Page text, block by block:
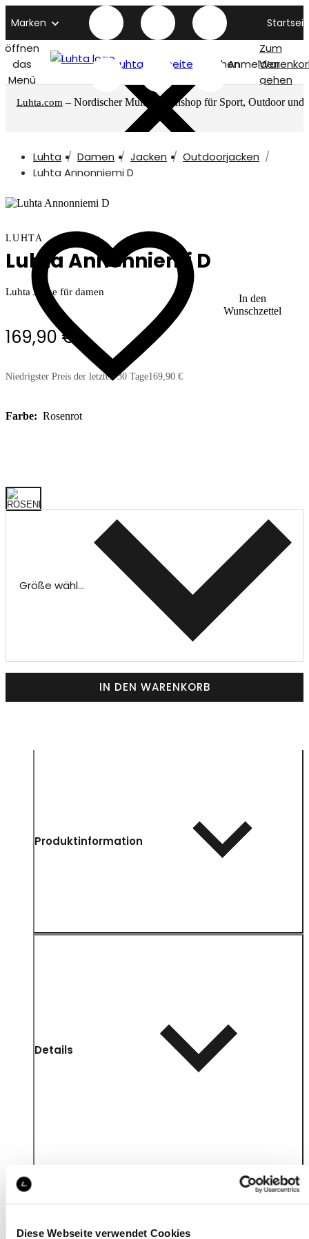
Diese Webseite verwendet Cookies
Marken
öffnen
das
Menü
Luhta titelseite SuchenAnmelden
Zum
gehen
Luhta.com – Nordischer Multimarkenshop für Sport, Outdoor und
Luhta Damen Jacken
Outdoorjacken
Luhta Annonniemi D
In den
Wunschzettel
LUHTA
Luhta Annonniemi D
Luhta Jacke für damen
169,90 €
Niedrigster Preis der letzten 30 Tage169,90 €
Farbe: Rosenrot
Größe wählen
IN DEN WARENKORB
Produktinformation
Details